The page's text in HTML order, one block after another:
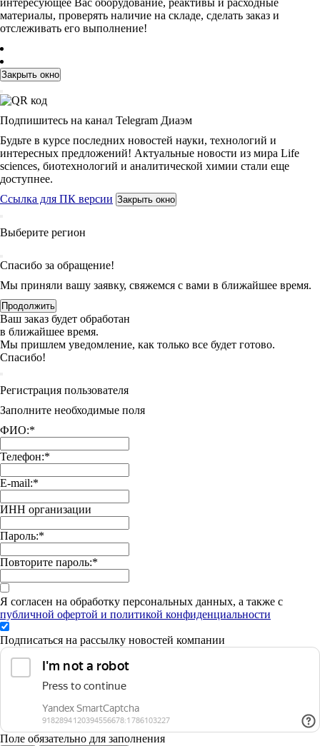
интересующее Вас оборудование, реактивы и расходные
материалы, проверять наличие на складе, сделать заказ и
отслеживать его выполнение!
Закрыть окно
Подпишитесь на канал Telegram Диаэм
Будьте в курсе последних новостей науки, технологий и
интересных предложений! Актуальные новости из мира Life
sciences, биотехнологий и аналитической химии стали еще
доступнее.
Ссылка для ПК версии Закрыть окно
Выберите регион
Спасибо за обращение!
Мы приняли вашу заявку, свяжемся с вами в ближайшее время.
Продолжить
Ваш заказ будет обработан
в ближайшее время.
Мы пришлем уведомление, как только все будет готово.
Спасибо!
Регистрация пользователя
Заполните необходимые поля
ФИО:*
Телефон:*
E-mail:*
ИНН организации
Пароль:*
Повторите пароль:*
Я согласен на обработку персональных данных, а также с
публичной офертой и политикой конфиденциальности
Подписаться на рассылку новостей компании
Поле обязательно для заполнения